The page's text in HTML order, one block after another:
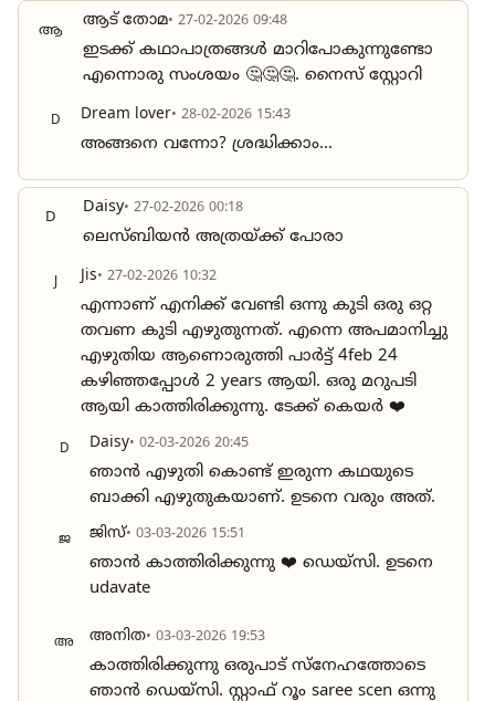
ആ ആട് തോമ• 27-02-2026 09:48
ഇടക്ക് കഥാപാത്രങ്ങൾ മാറിപോകുന്നുണ്ടോ
എന്നൊരു സംശയം 🤔🤔🤔. നൈസ് സ്റ്റോറി
D Dream lover• 28-02-2026 15:43
അങ്ങനെ വന്നോ? ശ്രദ്ധിക്കാം...
D Daisy• 27-02-2026 00:18
ലെസ്ബിയൻ അത്രയ്ക്ക് പോരാ
Jis• 27-02-2026 10:32
എന്നാണ് എനിക്ക് വേണ്ടി ഒന്നു കുടി ഒരു ഒറ്റ
തവണ കുടി എഴുതുന്നത്. എന്നെ അപമാനിച്ചു
എഴുതിയ ആണൊരുത്തി പാർട്ട്‌ 4feb 24
കഴിഞ്ഞപ്പോൾ 2 years ആയി. ഒരു മറുപടി
ആയി കാത്തിരിക്കുന്നു. ടേക്ക് കെയർ ❤️
D Daisy• 02-03-2026 20:45
ഞാൻ എഴുതി കൊണ്ട് ഇരുന്ന കഥയുടെ
ബാക്കി എഴുതുകയാണ്. ഉടനെ വരും അത്.
ജ ജിസ്• 03-03-2026 15:51
ഞാൻ കാത്തിരിക്കുന്നു ❤️ ഡെയ്സി. ഉടനെ
udavate
അ അനിത• 03-03-2026 19:53
കാത്തിരിക്കുന്നു ഒരുപാട് സ്നേഹത്തോടെ
ഞാൻ ഡെയ്സി. സ്റ്റാഫ്‌ റൂം saree scen ഒന്നു